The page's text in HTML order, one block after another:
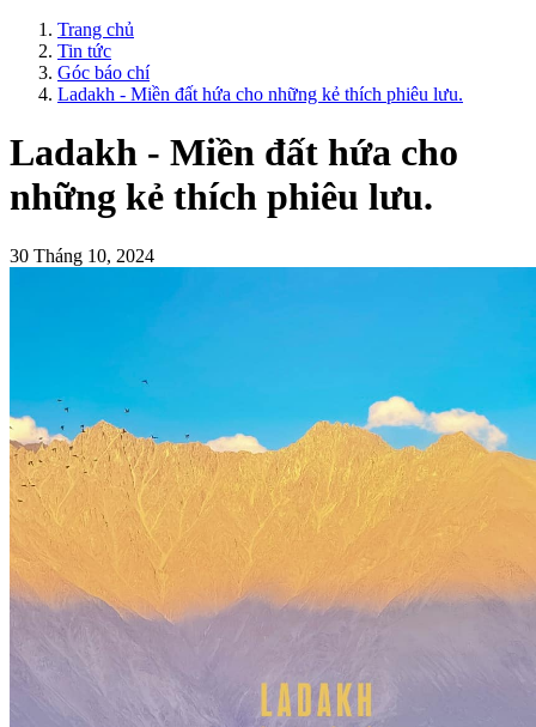
Trang chủ
Tin tức
Góc báo chí
Ladakh - Miền đất hứa cho những kẻ thích phiêu lưu.
Ladakh - Miền đất hứa cho
những kẻ thích phiêu lưu.
30 Tháng 10, 2024